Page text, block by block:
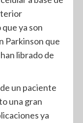
ya son
Parkinson que
librado de
un paciente
una gran
ya